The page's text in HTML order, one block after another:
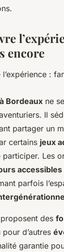
encore
Bordeaux ne
Il
partager un
certains jeux
participer. Les
accessibles
parfois
des
pour d’autres
garantie